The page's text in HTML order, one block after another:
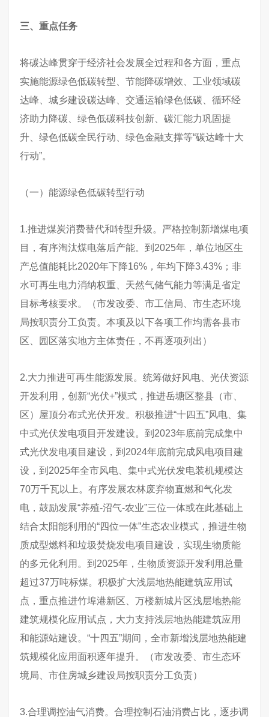
三、重点任务
将碳达峰贯穿于经济社会发展全过程和各方面，重点
实施能源绿色低碳转型、节能降碳增效、工业领域碳
达峰、城乡建设碳达峰、交通运输绿色低碳、循环经
济助力降碳、绿色低碳科技创新、碳汇能力巩固提
升、绿色低碳全民行动、绿色金融支撑等“碳达峰十大
行动”。
（一）能源绿色低碳转型行动
1.推进煤炭消费替代和转型升级。严格控制新增煤电项
目，有序淘汰煤电落后产能。到2025年，单位地区生
产总值能耗比2020年下降16%，年均下降3.43%；非
水可再生电力消纳权重、天然气储气能力等满足省定
目标考核要求。（市发改委、市工信局、市生态环境
局按职责分工负责。本项及以下各项工作均需各县市
区、园区落实地方主体责任，不再逐项列出）
2.大力推进可再生能源发展。统筹做好风电、光伏资源
开发利用，创新“光伏+”模式，推进岳塘区整县（市、
区）屋顶分布式光伏开发。积极推进“十四五”风电、集
中式光伏发电项目开发建设。到2023年底前完成集中
式光伏发电项目建设，到2024年底前完成风电项目建
设，到2025年全市风电、集中式光伏发电装机规模达
70万千瓦以上。有序发展农林废弃物直燃和气化发
电，鼓励发展“养殖-沼气-农业”三位一体或在此基础上
结合太阳能利用的“四位一体”生态农业模式，推进生物
质成型燃料和垃圾焚烧发电项目建设，实现生物质能
的多元化利用。到2025年，生物质资源开发利用总量
超过37万吨标煤。积极扩大浅层地热能建筑应用试
点，重点推进竹埠港新区、万楼新城片区浅层地热能
建筑规模化应用试点，大力支持浅层地热能建筑应用
和能源站建设。“十四五”期间，全市新增浅层地热能建
筑规模化应用面积逐年提升。（市发改委、市生态环
境局、市住房城乡建设局按职责分工负责）
3.合理调控油气消费。合理控制石油消费占比，逐步调